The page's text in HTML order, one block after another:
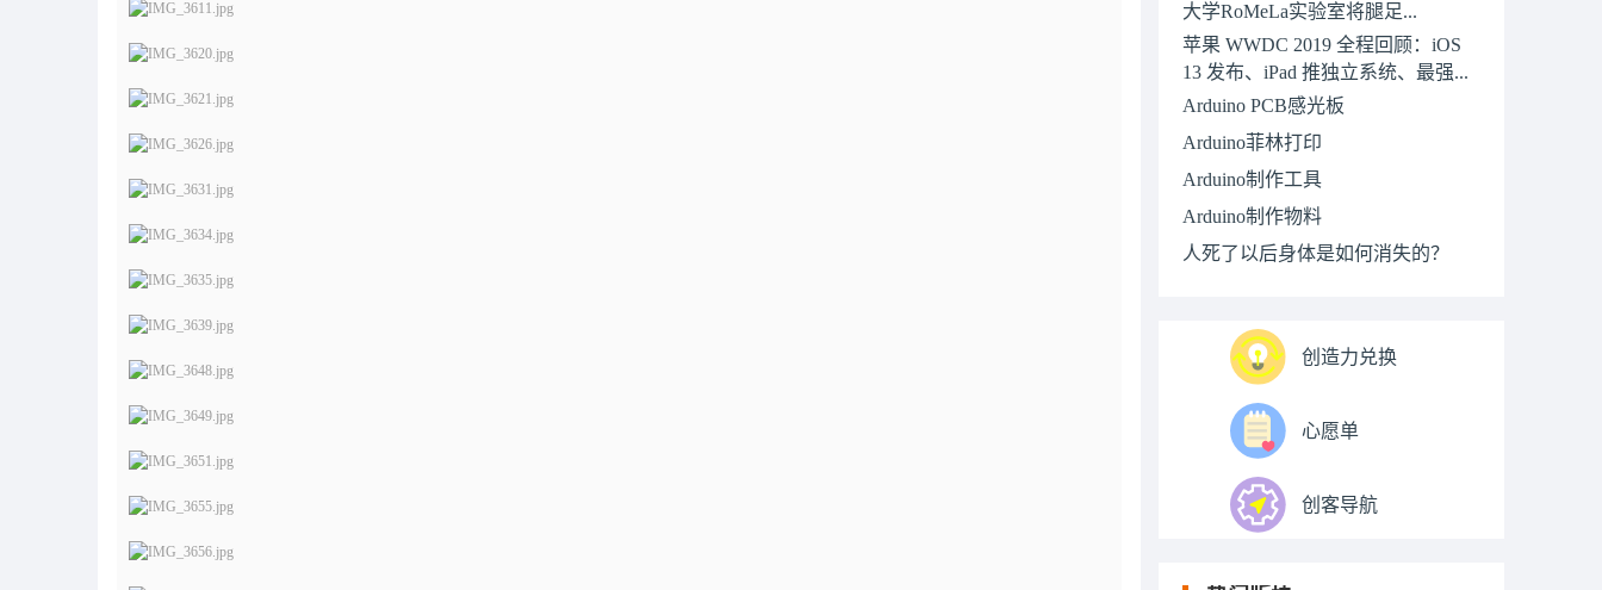
大学RoMeLa实验室将腿足...
苹果 WWDC 2019 全程回顾：iOS
13 发布、iPad 推独立系统、最强...
Arduino PCB感光板
Arduino菲林打印
Arduino制作工具
Arduino制作物料
人死了以后身体是如何消失的？
创造力兑换
心愿单
创客导航